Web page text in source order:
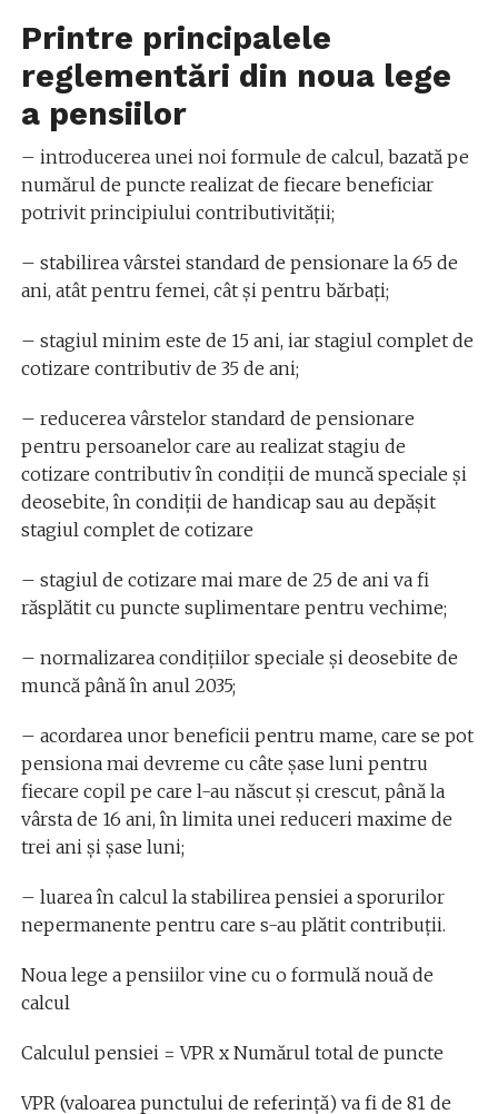
Printre principalele
reglementări din noua lege
a pensiilor
– introducerea unei noi formule de calcul, bazată pe
numărul de puncte realizat de fiecare beneficiar
potrivit principiului contributivităţii;
– stabilirea vârstei standard de pensionare la 65 de
ani, atât pentru femei, cât și pentru bărbați;
– stagiul minim este de 15 ani, iar stagiul complet de
cotizare contributiv de 35 de ani;
– reducerea vârstelor standard de pensionare
pentru persoanelor care au realizat stagiu de
cotizare contributiv în condiții de muncă speciale și
deosebite, în condiții de handicap sau au depășit
stagiul complet de cotizare
– stagiul de cotizare mai mare de 25 de ani va fi
răsplătit cu puncte suplimentare pentru vechime;
– normalizarea condițiilor speciale și deosebite de
muncă până în anul 2035;
– acordarea unor beneficii pentru mame, care se pot
pensiona mai devreme cu câte şase luni pentru
fiecare copil pe care l-au născut şi crescut, până la
vârsta de 16 ani, în limita unei reduceri maxime de
trei ani şi şase luni;
– luarea în calcul la stabilirea pensiei a sporurilor
nepermanente pentru care s-au plătit contribuții.
Noua lege a pensiilor vine cu o formulă nouă de
calcul
Calculul pensiei = VPR x Numărul total de puncte
VPR (valoarea punctului de referință) va fi de 81 de